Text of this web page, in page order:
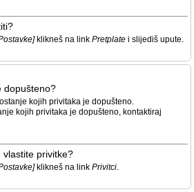
klikneš na link Pretplate i slijediš upute.
dopušteno?
kojih privitaka je dopušteno.
kojih privitaka je dopušteno, kontaktiraj
vlastite privitke?
klikneš na link Privitci.